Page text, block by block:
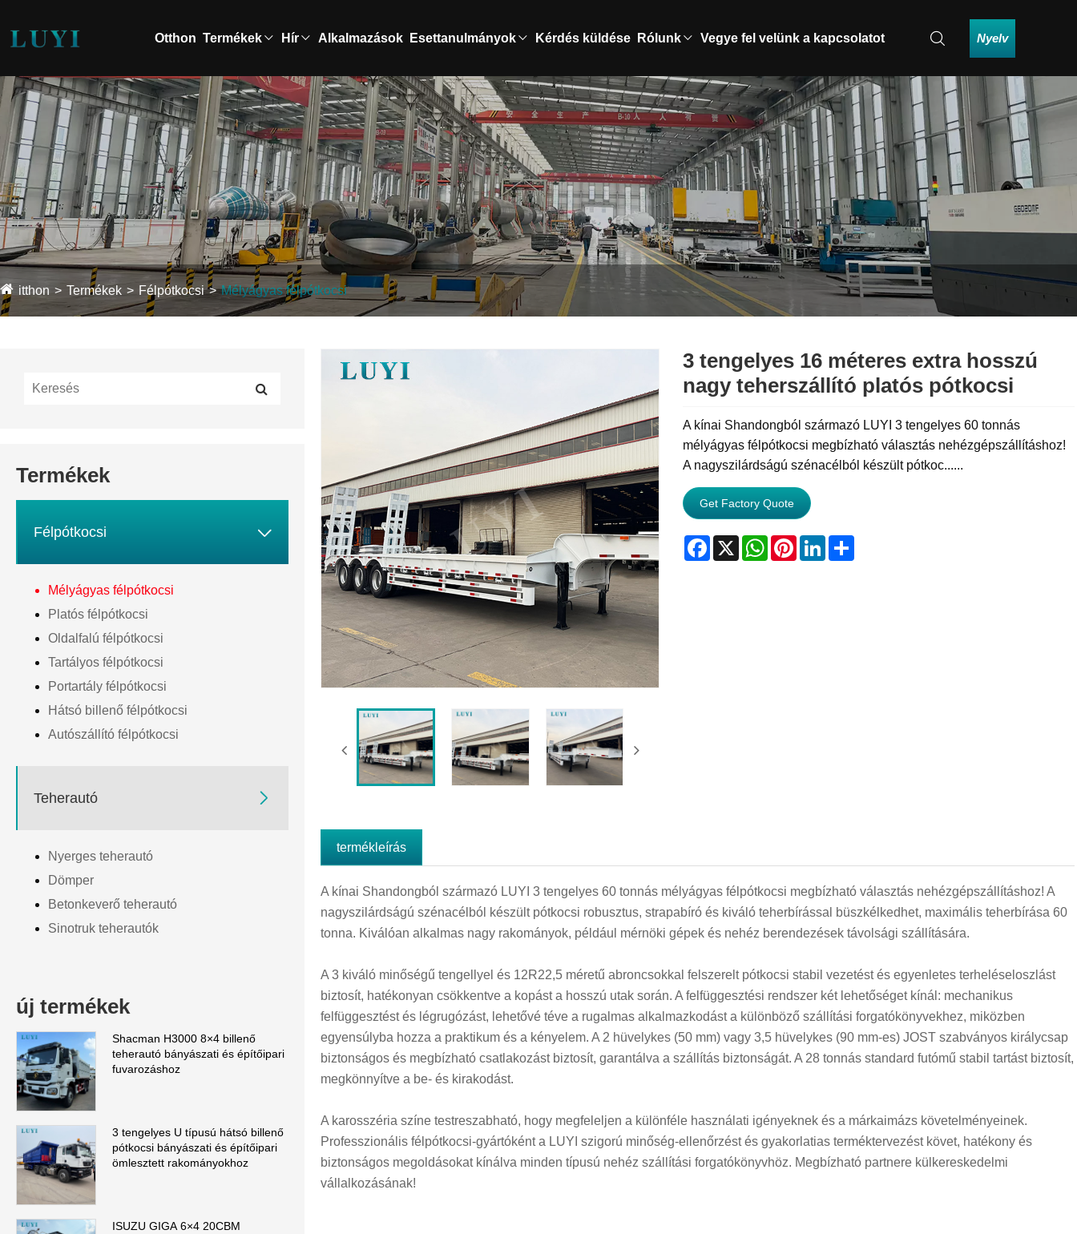
Otthon Termékek Hír Alkalmazások Esettanulmányok Kérdés küldése Rólunk Vegye fel velünk a kapcsolatot Nyelv
itthon Termékek Félpótkocsi Mélyágyas félpótkocsi
Termékek
Félpótkocsi 
Mélyágyas félpótkocsi
Platós félpótkocsi
Oldalfalú félpótkocsi
Tartályos félpótkocsi
Portartály félpótkocsi
Hátsó billenő félpótkocsi
Autószállító félpótkocsi
Teherautó 
Nyerges teherautó
Dömper
Betonkeverő teherautó
Sinotruk teherautók
új termékek
Shacman H3000 8×4 billenő
teherautó bányászati ​​és építőipari
fuvarozáshoz
3 tengelyes U típusú hátsó billenő
pótkocsi bányászati ​​és építőipari
ömlesztett rakományokhoz
ISUZU GIGA 6×4 20CBM
3 tengelyes 16 méteres extra hosszú
nagy teherszállító platós pótkocsi
A kínai Shandongból származó LUYI 3 tengelyes 60 tonnás
mélyágyas félpótkocsi megbízható választás nehézgépszállításhoz!
A nagyszilárdságú szénacélból készült pótkoc......
Get Factory Quote
Facebook
X WhatsApp
PinterestLinkedInShare
termékleírás
A kínai Shandongból származó LUYI 3 tengelyes 60 tonnás mélyágyas félpótkocsi megbízható választás nehézgépszállításhoz! A
nagyszilárdságú szénacélból készült pótkocsi robusztus, strapabíró és kiváló teherbírással büszkélkedhet, maximális teherbírása 60
tonna. Kiválóan alkalmas nagy rakományok, például mérnöki gépek és nehéz berendezések távolsági szállítására.
A 3 kiváló minőségű tengellyel és 12R22,5 méretű abroncsokkal felszerelt pótkocsi stabil vezetést és egyenletes terheléseloszlást
biztosít, hatékonyan csökkentve a kopást a hosszú utak során. A felfüggesztési rendszer két lehetőséget kínál: mechanikus
felfüggesztést és légrugózást, lehetővé téve a rugalmas alkalmazkodást a különböző szállítási forgatókönyvekhez, miközben
egyensúlyba hozza a praktikum és a kényelem. A 2 hüvelykes (50 mm) vagy 3,5 hüvelykes (90 mm-es) JOST szabványos királycsap
biztonságos és megbízható csatlakozást biztosít, garantálva a szállítás biztonságát. A 28 tonnás standard futómű stabil tartást biztosít,
megkönnyítve a be- és kirakodást.
A karosszéria színe testreszabható, hogy megfeleljen a különféle használati igényeknek és a márkaimázs követelményeinek.
Professzionális félpótkocsi-gyártóként a LUYI szigorú minőség-ellenőrzést és gyakorlatias terméktervezést követ, hatékony és
biztonságos megoldásokat kínálva minden típusú nehéz szállítási forgatókönyvhöz. Megbízható partnere külkereskedelmi
vállalkozásának!